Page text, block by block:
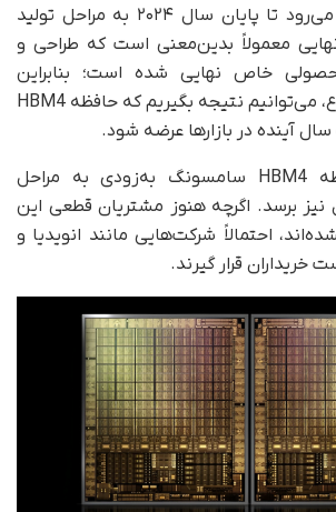
کرده است و انتظار می‌رود تا پایان سال ۲۰۲۴ به مراحل تولید
معمولاً بدین‌معنی است که طراحی و
خاص نهایی شده است؛ بنابراین
با‌توجه‌به این موضوع، می‌توانیم نتیجه بگیریم که حافظه HBM4
آینده در بازارها عرضه شود.
انتظار می‌رود حافظه HBM4 سامسونگ به‌زودی به مراحل
برسد. اگرچه هنوز مشتریان قطعی این
احتمالاً شرکت‌هایی مانند انویدیا و
خریداران قرار گیرند.